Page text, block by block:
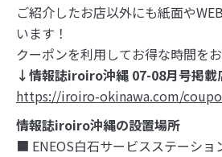
ご紹介したお店以外にも紙面や
います！
クーポンを利用してお得な時間を
↓情報誌iroiro沖縄 07-08月号掲載
https://iroiro-okinawa.com/
情報誌iroiro沖縄の設置場所
■ ENEOS白石サービスステーシ